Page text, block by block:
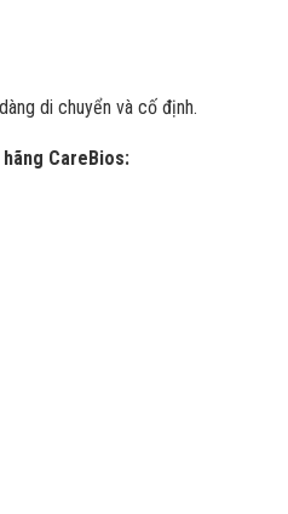
di chuyển và cố định.
CareBios: